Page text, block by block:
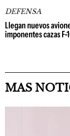
DEFENSA
Llegan nuevos
imponentes cazas F-
MAS